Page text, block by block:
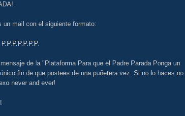
un mail con el siguiente formato:
de la "Plataforma Para que el Padre Parada Ponga un
fin de que postees de una puñetera vez. Si no lo haces no
never and ever!